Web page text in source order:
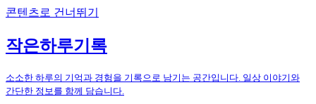
콘텐츠로 건너뛰기
작은하루기록
소소한 하루의 기억과 경험을 기록으로 남기는 공간입니다. 일상 이야기와
간단한 정보를 함께 담습니다.